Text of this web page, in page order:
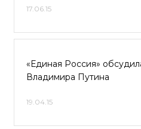
17.06.15
«Единая Россия»
Владимира Путина
19.04.15